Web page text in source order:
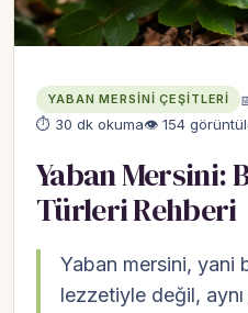
YABAN MERSINI ÇEŞITLERI
⏱ 30 dk okuma👁 154
Yaban Mersini:
Türleri Rehberi
Yaban mersini, yani
lezzetiyle değil,